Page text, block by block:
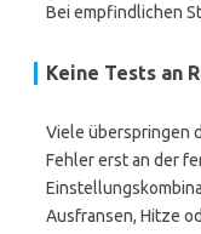
Bei empfindlichen
Keine Tests an
Viele überspringen
Fehler erst an der
Ausfransen, Hitze